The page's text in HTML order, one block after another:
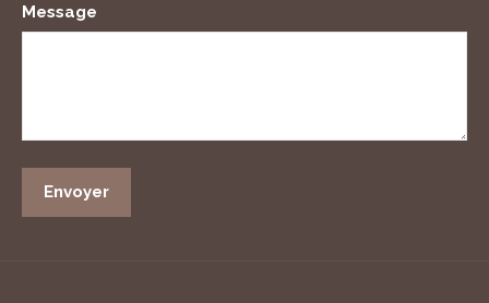
Message